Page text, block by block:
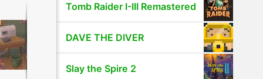
Tomb Raider I-III Remastered
DAVE THE DIVER
Slay the Spire 2